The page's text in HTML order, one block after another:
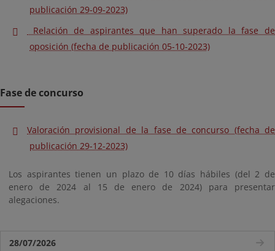
publicación 29-09-2023)
Relación de aspirantes que han superado la fase de
oposición (fecha de publicación 05-10-2023)
Fase de concurso
Valoración provisional de la fase de concurso (fecha de
publicación 29-12-2023)
Los aspirantes tienen un plazo de 10 días hábiles (del 2 de
enero de 2024 al 15 de enero de 2024) para presentar
alegaciones.
28/07/2026